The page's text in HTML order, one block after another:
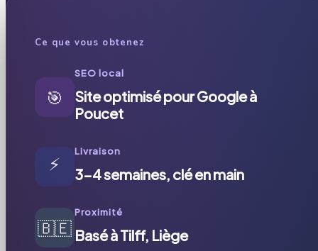
Ce que vous obtenez
🎯
SEO local
Site optimisé pour Google à
Poucet
⚡
Livraison
3-4 semaines, clé en main
🇧🇪
Proximité
Basé à Tilff, Liège